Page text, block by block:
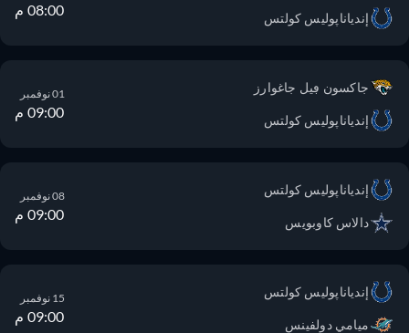
إندياناپوليس كولتس 08:00 م
جاكسون ڢيل جاغوارز
إندياناپوليس كولتس 09:00 م
إندياناپوليس كولتس
دالاس كاوبويس 09:00 م
إندياناپوليس كولتس
ميامي دولفينس 09:00 م